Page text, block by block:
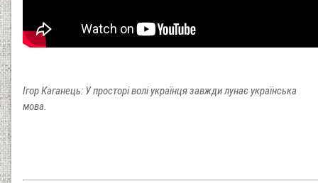
Ігор Каганець: У просторі волі українця завжди лунає українська
мова.